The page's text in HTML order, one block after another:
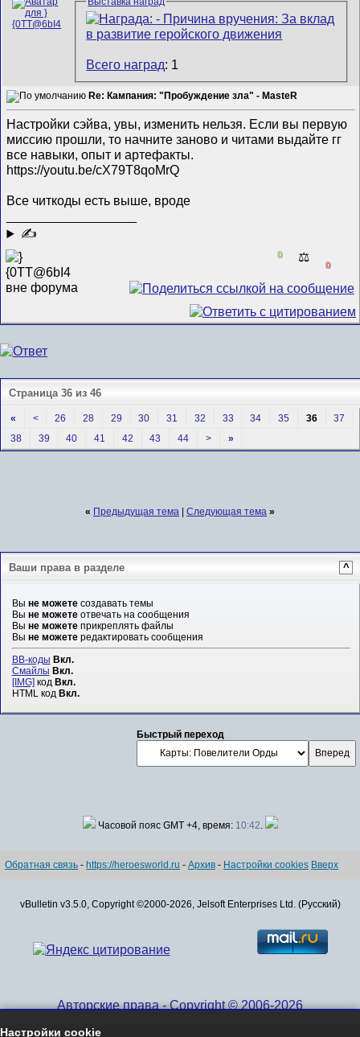
Всего наград: 1
Re: Кампания: "Пробуждение зла" - MasteR
Настройки сэйва, увы, изменить нельзя. Если вы первую
миссию прошли, то начните заново и читами выдайте гг
все навыки, опыт и артефакты.
https://youtu.be/cX79T8qoMrQ
Все читкоды есть выше, вроде
✍
0 ⚖️
0
Страница 36 из 46
« < 26 28 29 30 31 32 33 34 35 36
37
38
39 40 41 42 43 44 > »
« Предыдущая тема Следующая тема »
Ваши права в разделе ^
Вы не можетесоздавать темы
Вы не можетеотвечать на сообщения
Вы не можетеприкреплять файлы
Вы не можетередактировать сообщения
BB-коды Вкл.
Смайлы Вкл.
[IMG]код Вкл.
HTML код Вкл.
Быстрый переход
Часовой пояс GMT +4, время: 10:42.
Обратная связь - https://heroesworld.ru - Архив - Настройки cookies Вверх
vBulletin v3.5.0, Copyright ©2000-2026, Jelsoft Enterprises Ltd. (Русский)
Авторские права - Copyright © 2006-2026
Настройки cookie